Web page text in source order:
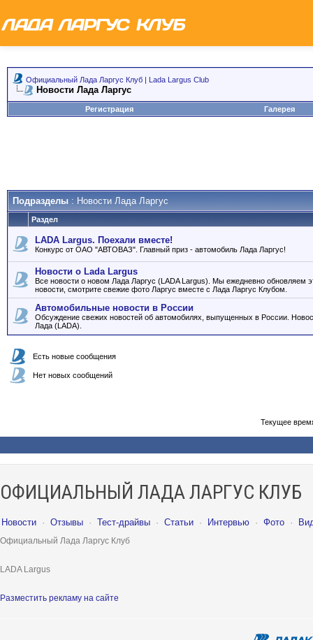
Официальный Лада Ларгус Клуб | Lada Largus Club
Новости Лада Ларгус
Регистрация Галерея
Подразделы : Новости Лада Ларгус
Раздел
LADA Largus. Поехали вместе!
Конкурс от ОАО "АВТОВАЗ". Главный приз - автомобиль Лада Ларгус!
Новости о Lada Largus
Все новости о новом Лада Ларгус (LADA Largus). Мы ежедневно обновляем
новости, смотрите свежие фото Ларгус вместе с Лада Ларгус Клубом.
Автомобильные новости в России
Обсуждение свежих новостей об автомобилях, выпущенных в России.
Лада (LADA).
Есть новые сообщения
Нет новых сообщений
Текущее
ОФИЦИАЛЬНЫЙ ЛАДА ЛАРГУС КЛУБ
Новости · Отзывы · Тест-драйвы · Статьи · Интервью · Фото ·
Официальный Лада Ларгус Клуб
LADA Largus
Разместить рекламу на сайте